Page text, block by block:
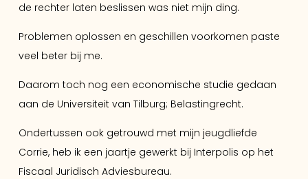
de rechter laten beslissen was niet mijn ding.
Problemen oplossen en geschillen voorkomen paste
veel beter bij me.
Daarom toch nog een economische studie gedaan
aan de Universiteit van Tilburg; Belastingrecht.
Ondertussen ook getrouwd met mijn jeugdliefde
Corrie, heb ik een jaartje gewerkt bij Interpolis op het
Fiscaal Juridisch Adviesbureau.